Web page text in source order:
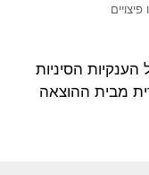
הסיניות
מבית ההוצאה